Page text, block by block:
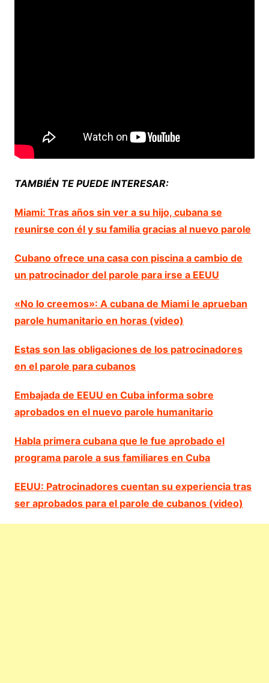
TAMBIÉN TE PUEDE INTERESAR:
Miami: Tras años sin ver a su hijo, cubana se
reunirse con él y su familia gracias al nuevo parole
Cubano ofrece una casa con piscina a cambio de
un patrocinador del parole para irse a EEUU
«No lo creemos»: A cubana de Miami le aprueban
parole humanitario en horas (video)
Estas son las obligaciones de los patrocinadores
en el parole para cubanos
Embajada de EEUU en Cuba informa sobre
aprobados en el nuevo parole humanitario
Habla primera cubana que le fue aprobado el
programa parole a sus familiares en Cuba
EEUU: Patrocinadores cuentan su experiencia tras
ser aprobados para el parole de cubanos (video)